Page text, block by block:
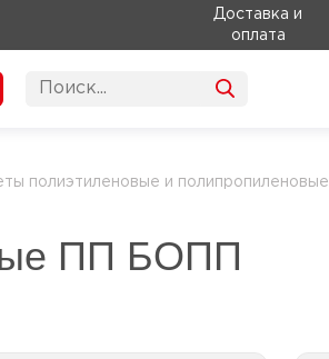
Доставка и
оплата
полиэтиленовые и полипропиленовые
ПП БОПП